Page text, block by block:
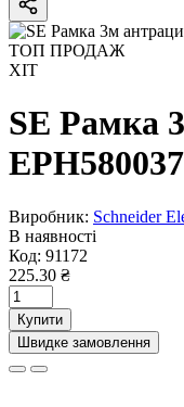
ТОП ПРОДАЖ
ХІТ
SE Рамка
Виробник: Schneider
В наявності
Код: 91172
225.30 ₴
Купити
Швидке замовлення